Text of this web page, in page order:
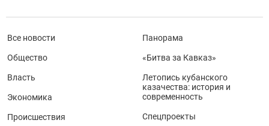
Все новости
Общество
Власть
Экономика
Происшествия
Панорама
«Битва за Кавказ»
Летопись кубанского
казачества: история и
современность
Спецпроекты